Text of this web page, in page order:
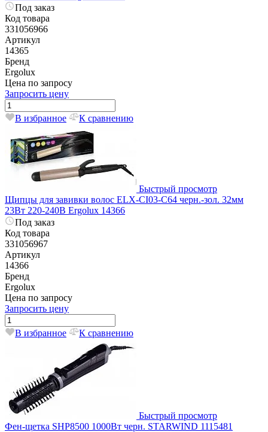
Под заказ
Код товара
331056966
Артикул
14365
Бренд
Ergolux
Цена по запросу
Запросить цену
В избранное К сравнению
Быстрый просмотр
Щипцы для завивки волос ELX-CI03-C64 черн.-зол. 32мм
23Вт 220-240В Ergolux 14366
Под заказ
Код товара
331056967
Артикул
14366
Бренд
Ergolux
Цена по запросу
Запросить цену
В избранное К сравнению
Быстрый просмотр
Фен-щетка SHP8500 1000Вт черн. STARWIND 1115481